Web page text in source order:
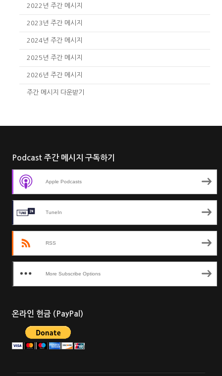
2022년 주간 메시지
2023년 주간 메시지
2024년 주간 메시지
2025년 주간 메시지
2026년 주간 메시지
주간 메시지 다운받기
Podcast 주간 메시지 구독하기
Apple Podcasts
TuneIn
RSS
More Subscribe Options
온라인 헌금 (PayPal)